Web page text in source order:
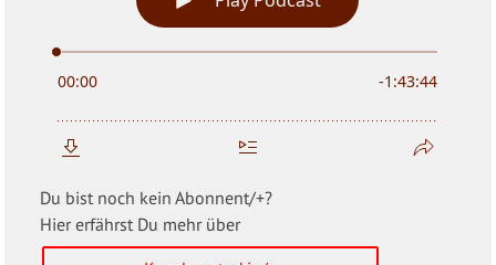
Du bist noch kein Abonnent/+?
Hier erfährst Du mehr über